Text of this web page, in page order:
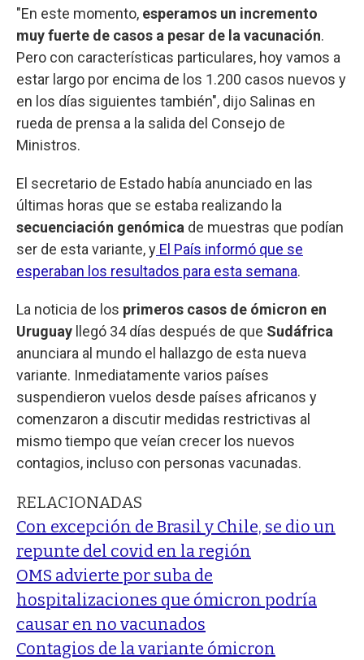
"En este momento, esperamos un incremento
muy fuerte de casos a pesar de la vacunación.
Pero con características particulares, hoy vamos a
estar largo por encima de los 1.200 casos nuevos y
en los días siguientes también", dijo Salinas en
rueda de prensa a la salida del Consejo de
Ministros.
El secretario de Estado había anunciado en las
últimas horas que se estaba realizando la
secuenciación genómica de muestras que podían
ser de esta variante, y El País informó que se
esperaban los resultados para esta semana.
La noticia de los primeros casos de ómicron en
Uruguay llegó 34 días después de que Sudáfrica
anunciara al mundo el hallazgo de esta nueva
variante. Inmediatamente varios países
suspendieron vuelos desde países africanos y
comenzaron a discutir medidas restrictivas al
mismo tiempo que veían crecer los nuevos
contagios, incluso con personas vacunadas.
RELACIONADAS
Con excepción de Brasil y Chile, se dio un
repunte del covid en la región
OMS advierte por suba de
hospitalizaciones que ómicron podría
causar en no vacunados
Contagios de la variante ómicron